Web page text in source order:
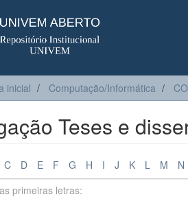
inicial Computação/Informática
Teses e
C D E F G H I J K L M N